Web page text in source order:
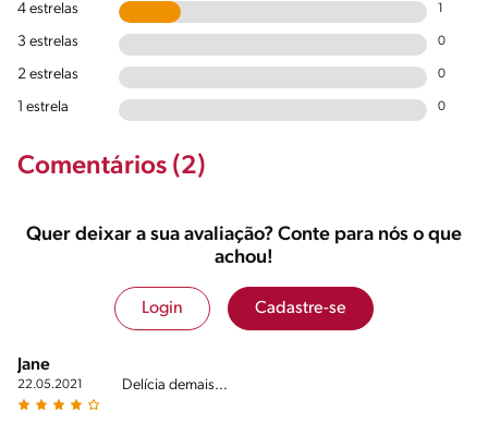
4 estrelas
3 estrelas 0
2 estrelas 0
1 estrela 0
Comentários (2)
Quer deixar a sua avaliação? Conte para nós o que
achou!
Login Cadastre-se
Jane
22.05.2021 Delícia demais...